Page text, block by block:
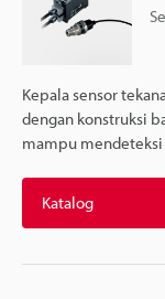
Kepala sensor
dengan konstruksi
mampu mendeteksi
Katalog